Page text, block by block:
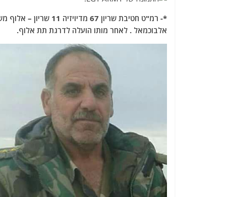
*- רמ"ט חטיבת שריון
אלבוכמאל . לאחר מותו הועלה לדרגת תת אלוף.